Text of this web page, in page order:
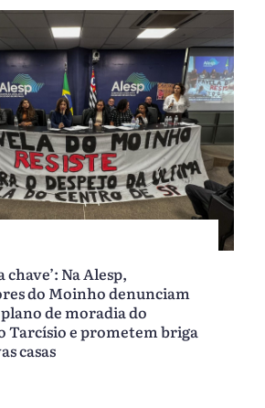
chave’: Na Alesp,
do Moinho denunciam
de moradia do
Tarcísio e prometem briga
casas